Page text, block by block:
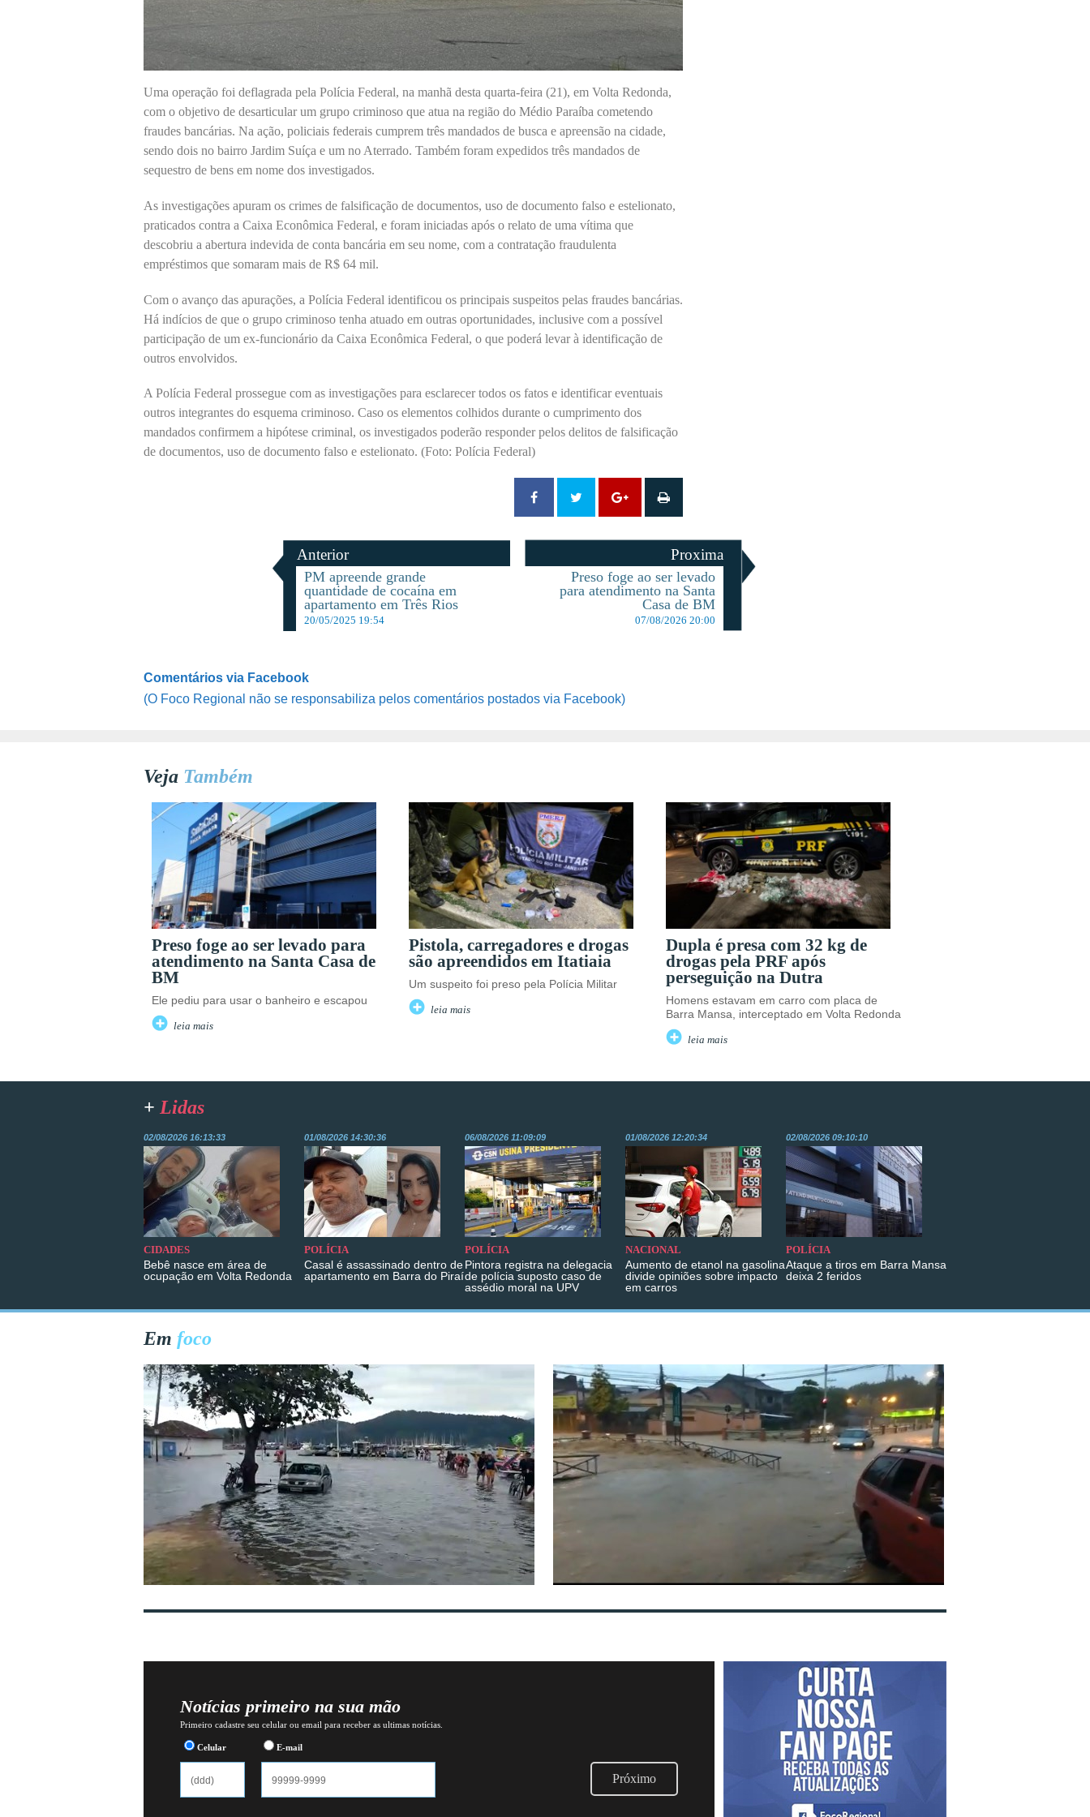
Uma operação foi deflagrada pela Polícia Federal, na manhã desta quarta-feira (21), em Volta Redonda,
com o objetivo de desarticular um grupo criminoso que atua na região do Médio Paraíba cometendo
fraudes bancárias. Na ação, policiais federais cumprem três mandados de busca e apreensão na cidade,
sendo dois no bairro Jardim Suíça e um no Aterrado. Também foram expedidos três mandados de
sequestro de bens em nome dos investigados.
As investigações apuram os crimes de falsificação de documentos, uso de documento falso e estelionato,
praticados contra a Caixa Econômica Federal, e foram iniciadas após o relato de uma vítima que
descobriu a abertura indevida de conta bancária em seu nome, com a contratação fraudulenta
empréstimos que somaram mais de R$ 64 mil.
Com o avanço das apurações, a Polícia Federal identificou os principais suspeitos pelas fraudes bancárias.
Há indícios de que o grupo criminoso tenha atuado em outras oportunidades, inclusive com a possível
participação de um ex-funcionário da Caixa Econômica Federal, o que poderá levar à identificação de
outros envolvidos.
A Polícia Federal prossegue com as investigações para esclarecer todos os fatos e identificar eventuais
outros integrantes do esquema criminoso. Caso os elementos colhidos durante o cumprimento dos
mandados confirmem a hipótese criminal, os investigados poderão responder pelos delitos de falsificação
de documentos, uso de documento falso e estelionato. (Foto: Polícia Federal)
Anterior
PM apreende grande
quantidade de cocaína em
apartamento em Três Rios
20/05/2025 19:54
Proxima
Preso foge ao ser levado
para atendimento na Santa
Casa de BM
07/08/2026 20:00
Comentários via Facebook
(O Foco Regional não se responsabiliza pelos comentários postados via Facebook)
Veja Também
Preso foge ao ser levado para
atendimento na Santa Casa de
BM
Ele pediu para usar o banheiro e escapou
leia mais
Pistola, carregadores e drogas
são apreendidos em Itatiaia
Um suspeito foi preso pela Polícia Militar
leia mais
Dupla é presa com 32 kg de
drogas pela PRF após
perseguição na Dutra
Homens estavam em carro com placa de
Barra Mansa, interceptado em Volta Redonda
leia mais
+ Lidas
02/08/2026 16:13:33
CIDADES
Bebê nasce em área de
ocupação em Volta Redonda
01/08/2026 14:30:36
POLÍCIA
Casal é assassinado dentro de
apartamento em Barra do Piraí
06/08/2026 11:09:09
POLÍCIA
Pintora registra na delegacia
de polícia suposto caso de
assédio moral na UPV
01/08/2026 12:20:34
NACIONAL
Aumento de etanol na gasolina
divide opiniões sobre impacto
em carros
02/08/2026 09:10:10
POLÍCIA
Ataque a tiros em Barra Mansa
deixa 2 feridos
Em foco
Notícias primeiro na sua mão
Primeiro cadastre seu celular ou email para receber as ultimas notícias.
Celular E-mail
Próximo